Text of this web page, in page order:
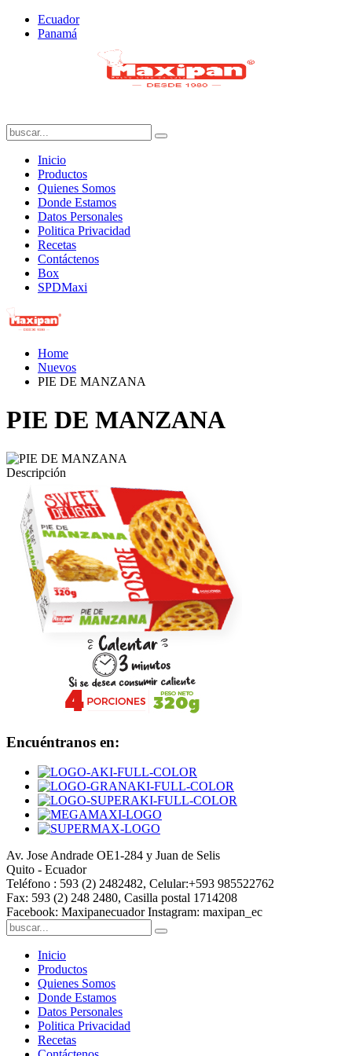
Ecuador
Panamá
Inicio
Productos
Quienes Somos
Donde Estamos
Datos Personales
Politica Privacidad
Recetas
Contáctenos
Box
SPDMaxi
Home
Nuevos
PIE DE MANZANA
PIE DE MANZANA
Descripción
Encuéntranos en:
Av. Jose Andrade OE1-284 y Juan de Selis
Quito - Ecuador
Teléfono : 593 (2) 2482482, Celular:+593 985522762
Fax: 593 (2) 248 2480, Casilla postal 1714208
Facebook: Maxipanecuador Instagram: maxipan_ec
Inicio
Productos
Quienes Somos
Donde Estamos
Datos Personales
Politica Privacidad
Recetas